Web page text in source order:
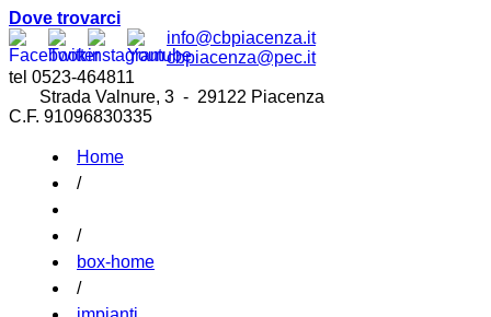
Dove trovarci
info@cbpiacenza.it
cbpiacenza@pec.it
tel 0523-464811
Strada Valnure, 3 - 29122 Piacenza
C.F. 91096830335
Home
/
/
box-home
/